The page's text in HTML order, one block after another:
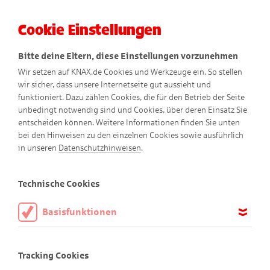
KNAXige
Wallpaper für
deinen Bildschir
m
Cookie Einstellungen
Bitte deine Eltern, diese Einstellungen vorzunehmen
Wir setzen auf KNAX.de Cookies und Werkzeuge ein. So stellen
wir sicher, dass unsere Internetseite gut aussieht und
funktioniert. Dazu zählen Cookies, die für den Betrieb der Seite
unbedingt notwendig sind und Cookies, über deren Einsatz Sie
entscheiden können. Weitere Informationen finden Sie unten
bei den Hinweisen zu den einzelnen Cookies sowie ausführlich
in unseren Datenschutzhinweisen.
Technische Cookies
Basisfunktionen
aktiviert sein.
Tracking Cookies